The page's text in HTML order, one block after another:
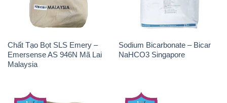
Chất Tạo Bọt SLS Emery –
Emersense AS 946N Mã Lai
Malaysia
Sodium Bicarbonate – Bicar
NaHCO3 Singapore